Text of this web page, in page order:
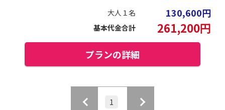
大人１名 130,600円
基本代金合計 261,200円
プランの詳細
1